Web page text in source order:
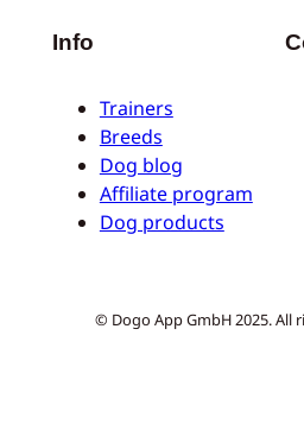
Info
Trainers
Breeds
Dog blog
Affiliate program
Dog products
© Dogo App GmbH 2025. All